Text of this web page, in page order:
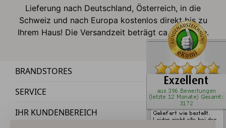
Lieferung nach Deutschland, Österreich, in die
Schweiz und nach Europa kostenlos direkt bis zu
Ihrem Haus! Die Versandzeit beträgt ca. 2-3 Tage.
BRANDSTORES
SERVICE
IHR KUNDENBEREICH